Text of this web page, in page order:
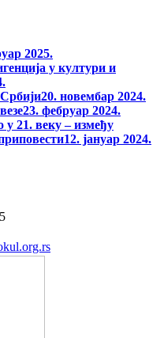
2025.
у култури и
20. новембар 2024.
23. фебруар 2024.
у 21. веку – између
12. јануар 2024.